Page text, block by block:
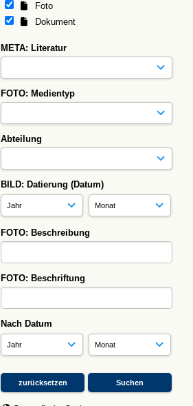
Foto
Dokument
META: Literatur
FOTO: Medientyp
Abteilung
BILD: Datierung (Datum)
FOTO: Beschreibung
FOTO: Beschriftung
Nach Datum